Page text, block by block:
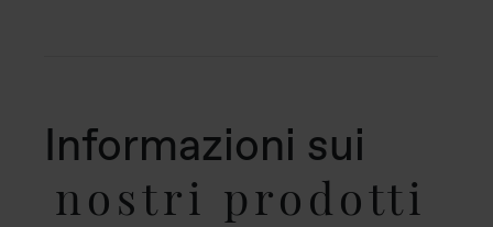
Informazioni sui
nostri prodotti